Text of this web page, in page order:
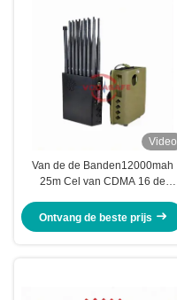
Video
Van de de Banden12000mah
25m Cel van CDMA 16 de
Telefoonsignaal
Ontvang de beste prijs